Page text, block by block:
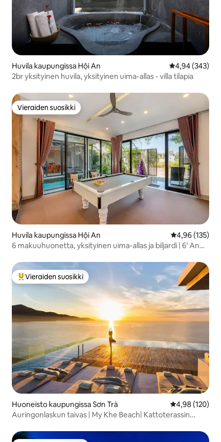
Huvila kaupungissa Hội An
4,94 (343)
2br yksityinen huvila, yksityinen uima-allas - villa tilapia
Vieraiden suosikki
Vieraiden suosikki
Huvila kaupungissa Hội An
4,96 (135)
6 makuuhuonetta, yksityinen uima-allas ja biljardi | 6' An
Vieraiden suosikkien parhaimmistoa
Vieraiden suosikki
Huoneisto kaupungissa Sơn Trà
4,98 (120)
Auringonlaskun taivas | My Khe Beach| Kattoterassin